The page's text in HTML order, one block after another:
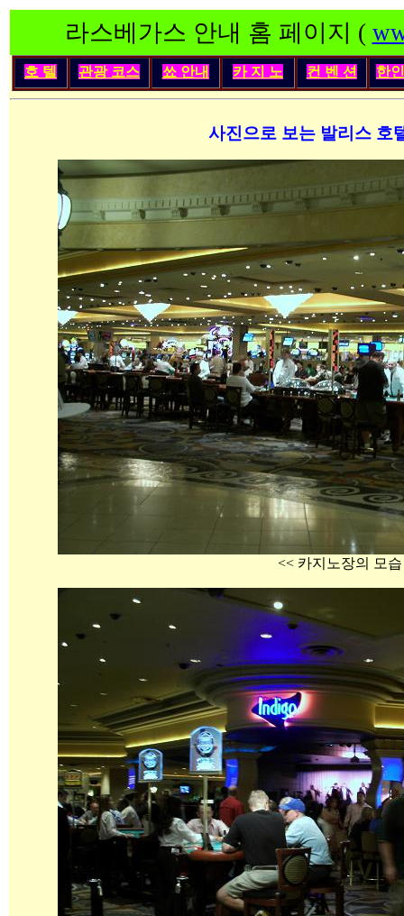
라스베가스 안내 홈 페이지 (
호 텔 관광 코스 쑈 안내 카 지 노 컨 벤 션 한인
사진으로 보는 발리스 호
<< 카지노장의 모습